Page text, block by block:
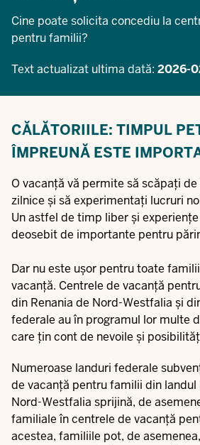
Cine poate solicita concediu la
pentru familii?
Text actualizat ultima dată: 2026-
CĂLĂTORIILE: TIMPUL
ÎMPREUNĂ ESTE
O vacanță vă permite să scăpați
zilnice și să experimentați lucruri
Un astfel de timp liber și
deosebit de importante pentru
Dar nu este ușor pentru toate
vacanță. Centrele de vacanță
din Renania de Nord-Westfalia și
federale au în programul lor multe
care țin cont de nevoile și
Numeroase landuri federale
de vacanță pentru familii din landul
Nord-Westfalia sprijină, de
familiale în centrele de vacanță
acestea, familiile pot, de